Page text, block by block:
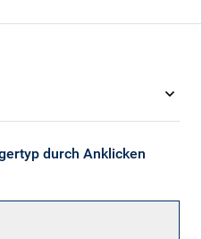
durch Anklicken